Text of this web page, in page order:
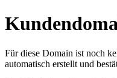
Für diese Domain ist noch
automatisch erstellt und